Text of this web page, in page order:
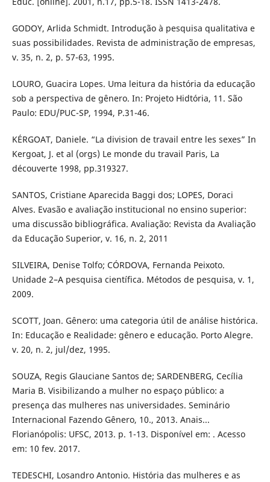
GODOY, Arlida Schmidt. Introdução à pesquisa qualitativa e
suas possibilidades. Revista de administração de empresas,
v. 35, n. 2, p. 57-63, 1995.
LOURO, Guacira Lopes. Uma leitura da história da educação
sob a perspectiva de gênero. In: Projeto Hidtória, 11. São
Paulo: EDU/PUC-SP, 1994, P.31-46.
KÉRGOAT, Daniele. “La division de travail entre les sexes” In
Kergoat, J. et al (orgs) Le monde du travail Paris, La
découverte 1998, pp.319327.
SANTOS, Cristiane Aparecida Baggi dos; LOPES, Doraci
Alves. Evasão e avaliação institucional no ensino superior:
uma discussão bibliográfica. Avaliação: Revista da Avaliação
da Educação Superior, v. 16, n. 2, 2011
SILVEIRA, Denise Tolfo; CÓRDOVA, Fernanda Peixoto.
Unidade 2–A pesquisa científica. Métodos de pesquisa, v. 1,
2009.
SCOTT, Joan. Gênero: uma categoria útil de análise histórica.
In: Educação e Realidade: gênero e educação. Porto Alegre.
v. 20, n. 2, jul/dez, 1995.
SOUZA, Regis Glauciane Santos de; SARDENBERG, Cecília
Maria B. Visibilizando a mulher no espaço público: a
presença das mulheres nas universidades. Seminário
Internacional Fazendo Gênero, 10., 2013. Anais...
Florianópolis: UFSC, 2013. p. 1-13. Disponível em: . Acesso
em: 10 fev. 2017.
TEDESCHI, Losandro Antonio. História das mulheres e as